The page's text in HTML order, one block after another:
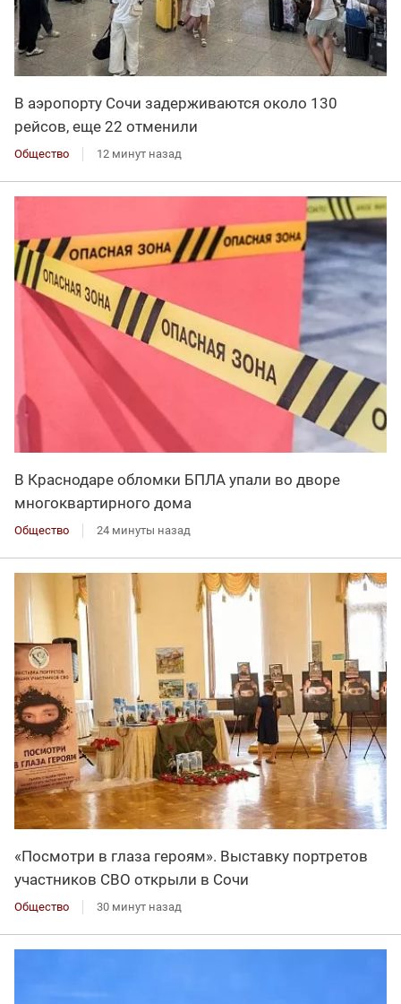
В аэропорту Сочи задерживаются около 130
рейсов, еще 22 отменили
Общество 12 минут назад
В Краснодаре обломки БПЛА упали во дворе
многоквартирного дома
Общество 24 минуты назад
«Посмотри в глаза героям». Выставку портретов
участников СВО открыли в Сочи
Общество 30 минут назад